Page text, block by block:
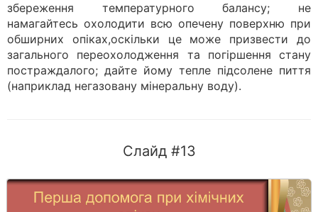
збереження температурного балансу; не
намагайтесь охолодити всю опечену поверхню при
обширних опіках,оскільки це може призвести до
загального переохолодження та погіршення стану
постраждалого; дайте йому тепле підсолене пиття
(наприклад негазовану мінеральну воду).
Слайд #13